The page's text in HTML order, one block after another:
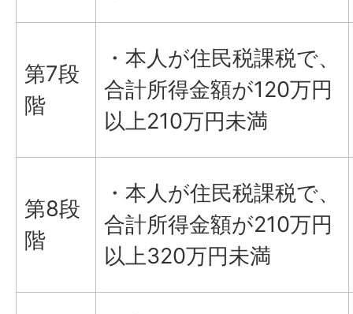
第7段
階
・本人が住民税課税で、
合計所得金額が120万円
以上210万円未満
第8段
階
・本人が住民税課税で、
合計所得金額が210万円
以上320万円未満